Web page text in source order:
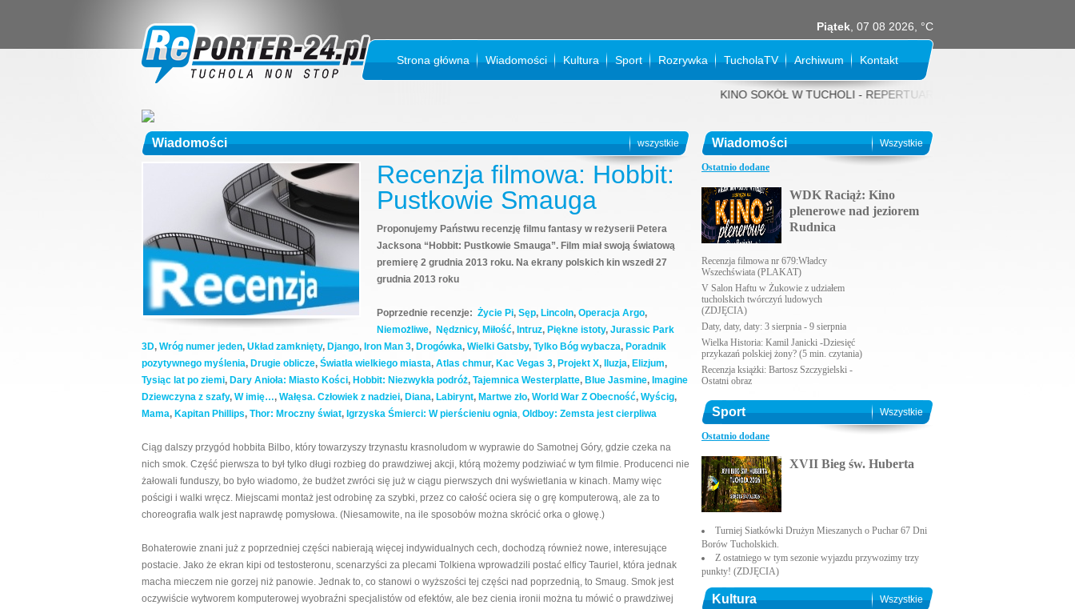
Piątek , 07 08 2026, °C
Strona główna Wiadomości Kultura Sport Rozrywka TucholaTV Archiwum Kontakt
KINO SOKÓŁ W TUCHOLI - REPERTUAR NA SIERPIEŃ 2026 rok:
Wiadomości wszystkie
Recenzja filmowa: Hobbit:
Pustkowie Smauga
Proponujemy Państwu recenzję filmu fantasy w reżyserii Petera
Jacksona “Hobbit: Pustkowie Smauga”. Film miał swoją światową
premierę 2 grudnia 2013 roku. Na ekrany polskich kin wszedł 27
grudnia 2013 roku
Poprzednie recenzje: Życie Pi, Sęp, Lincoln, Operacja Argo,
Niemożliwe, Nędznicy, Miłość, Intruz, Piękne istoty, Jurassic Park
3D, Wróg numer jeden, Układ zamknięty, Django, Iron Man 3, Drogówka, Wielki Gatsby, Tylko Bóg wybacza, Poradnik
pozytywnego myślenia, Drugie oblicze, Światła wielkiego miasta, Atlas chmur, Kac Vegas 3, Projekt X, Iluzja, Elizjum,
Tysiąc lat po ziemi, Dary Anioła: Miasto Kości, Hobbit: Niezwykła podróż, Tajemnica Westerplatte, Blue Jasmine, Imagine
Dziewczyna z szafy, W imię…, Wałęsa. Człowiek z nadziei, Diana, Labirynt, Martwe zło, World War Z Obecność, Wyścig,
Mama, Kapitan Phillips, Thor: Mroczny świat, Igrzyska Śmierci: W pierścieniu ognia, Oldboy: Zemsta jest cierpliwa
Ciąg dalszy przygód hobbita Bilbo, który towarzyszy trzynastu krasnoludom w wyprawie do Samotnej Góry, gdzie czeka na
nich smok. Część pierwsza to był tylko długi rozbieg do prawdziwej akcji, którą możemy podziwiać w tym filmie. Producenci nie
żałowali funduszy, bo było wiadomo, że budżet zwróci się już w ciągu pierwszych dni wyświetlania w kinach. Mamy więc
pościgi i walki wręcz. Miejscami montaż jest odrobinę za szybki, przez co całość ociera się o grę komputerową, ale za to
choreografia walk jest naprawdę pomysłowa. (Niesamowite, na ile sposobów można skrócić orka o głowę.)
Bohaterowie znani już z poprzedniej części nabierają więcej indywidualnych cech, dochodzą również nowe, interesujące
postacie. Jako że ekran kipi od testosteronu, scenarzyści za plecami Tolkiena wprowadzili postać elficy Tauriel, która jednak
macha mieczem nie gorzej niż panowie. Jednak to, co stanowi o wyższości tej części nad poprzednią, to Smaug. Smok jest
oczywiście wytworem komputerowej wyobraźni specjalistów od efektów, ale bez cienia ironii można tu mówić o prawdziwej
Wiadomości Wszystkie
Ostatnio dodane
WDK Raciąż: Kino
plenerowe nad jeziorem
Rudnica
Recenzja filmowa nr 679:Władcy
Wszechświata (PLAKAT)
V Salon Haftu w Żukowie z udziałem
tucholskich twórczyń ludowych
(ZDJĘCIA)
Daty, daty, daty: 3 sierpnia - 9 sierpnia
Wielka Historia: Kamil Janicki -Dziesięć
przykazań polskiej żony? (5 min. czytania)
Recenzja książki: Bartosz Szczygielski -
Ostatni obraz
Sport Wszystkie
Ostatnio dodane
XVII Bieg św. Huberta
Turniej Siatkówki Drużyn Mieszanych o Puchar 67 Dni
Borów Tucholskich.
Z ostatniego w tym sezonie wyjazdu przywozimy trzy
punkty! (ZDJĘCIA)
Kultura Wszystkie